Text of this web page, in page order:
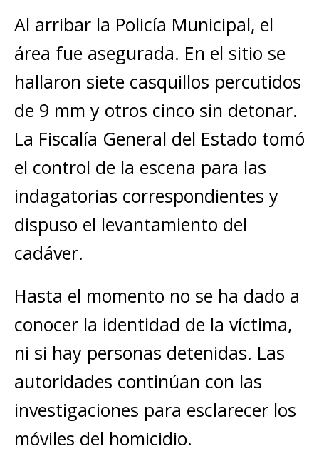
Al arribar la Policía Municipal, el
área fue asegurada. En el sitio se
hallaron siete casquillos percutidos
de 9 mm y otros cinco sin detonar.
La Fiscalía General del Estado tomó
el control de la escena para las
indagatorias correspondientes y
dispuso el levantamiento del
cadáver.
Hasta el momento no se ha dado a
conocer la identidad de la víctima,
ni si hay personas detenidas. Las
autoridades continúan con las
investigaciones para esclarecer los
móviles del homicidio.